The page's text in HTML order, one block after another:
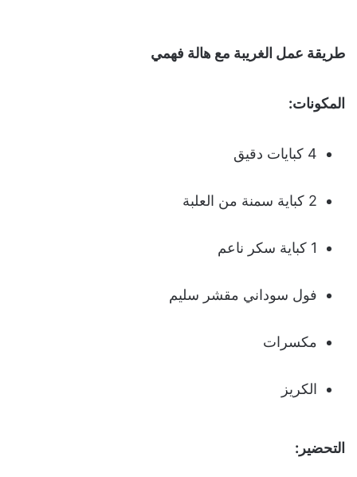
طريقة عمل الغريبة مع هالة فهمي
المكونات:
4 كبايات دقيق
2 كباية سمنة من العلبة
1 كباية سكر ناعم
فول سوداني مقشر سليم
مكسرات
الكريز
التحضير: